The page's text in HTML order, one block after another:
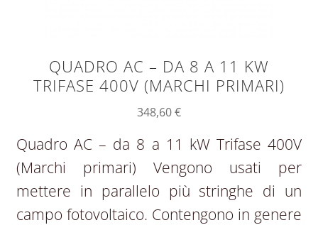
QUADRO AC – DA 8 A 11 KW
TRIFASE 400V (MARCHI PRIMARI)
348,60€
Quadro AC – da 8 a 11 kW Trifase 400V
(Marchi primari) Vengono usati per
mettere in parallelo più stringhe di un
campo fotovoltaico. Contengono in genere